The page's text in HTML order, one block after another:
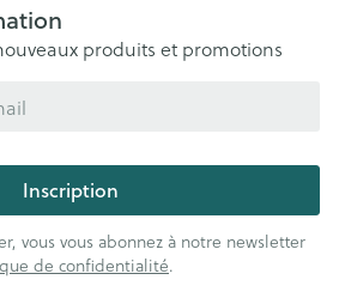
produits et promotions
Inscription
vous vous abonnez à notre newsletter
de confidentialité.